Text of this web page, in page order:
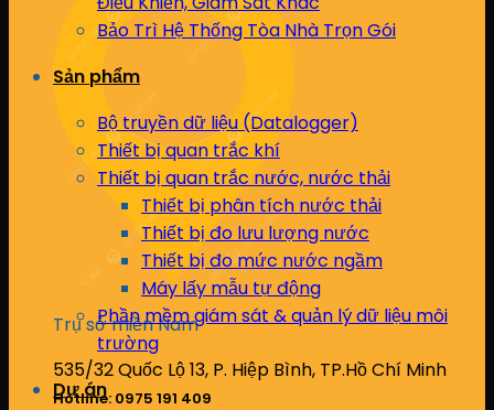
Trụ sở miền Nam
535/32 Quốc Lộ 13, P. Hiệp Bình, TP.Hồ Chí Minh
Hotline: 0975 191 409
Bảo Trì Hệ Thống Tòa Nhà Trọn Gói
Sản phẩm
Bộ truyền dữ liệu (Datalogger)
Thiết bị quan trắc khí
Thiết bị quan trắc nước, nước thải
Thiết bị phân tích nước thải
Thiết bị đo lưu lượng nước
Thiết bị đo mức nước ngầm
Máy lấy mẫu tự động
Phần mềm giám sát & quản lý dữ liệu môi
trường
Dự án